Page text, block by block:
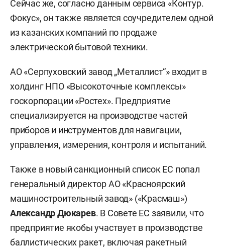
Сейчас же, согласно данным сервиса «Контур.
Фокус», он также является соучредителем одной
из казанских компаний по продаже
электрической бытовой техники.
АО «Серпуховский завод „Металлист“» входит в
холдинг НПО «Высокоточные комплексы»
госкорпорации «Ростех». Предприятие
специализируется на производстве частей
приборов и инструментов для навигации,
управления, измерения, контроля и испытаний.
Также в новый санкционный список ЕС попал
генеральный директор АО «Красноярский
машиностроительный завод» («Красмаш»)
Александр Дюкарев. В Совете ЕС заявили, что
предприятие якобы участвует в производстве
баллистических ракет, включая ракетный